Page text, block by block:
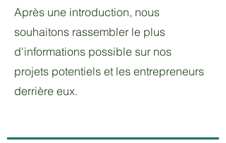
Après une introduction, nous
souhaitons rassembler le plus
d'informations possible sur nos
projets potentiels et les entrepreneurs
derrière eux.